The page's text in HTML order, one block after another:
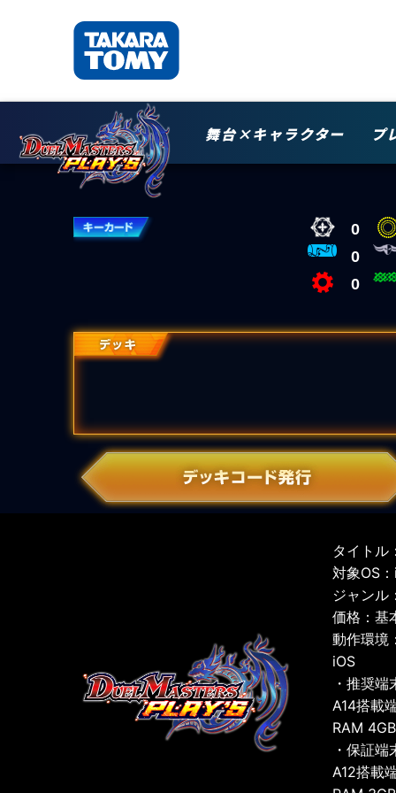
舞台×キャラクター プ
0
0
0
タイトル
対象OS
ジャンル
価格：基
動作環境
iOS
・推奨端
A14搭載
RAM
・保証端
A12搭載